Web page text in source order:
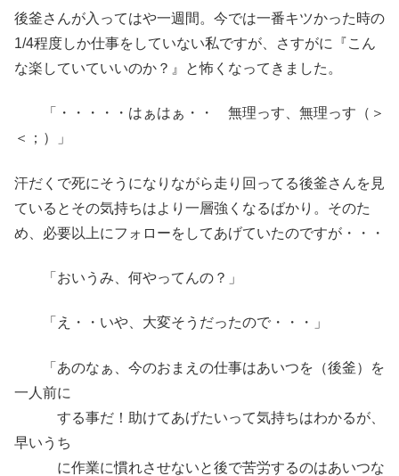
後釜さんが入ってはや一週間。今では一番キツかった時の
1/4程度しか仕事をしていない私ですが、さすがに『こん
な楽していていいのか？』と怖くなってきました。
「・・・・・はぁはぁ・・ 無理っす、無理っす（＞
＜；）」
汗だくで死にそうになりながら走り回ってる後釜さんを見
ているとその気持ちはより一層強くなるばかり。そのた
め、必要以上にフォローをしてあげていたのですが・・・
「おいうみ、何やってんの？」
「え・・いや、大変そうだったので・・・」
「あのなぁ、今のおまえの仕事はあいつを（後釜）を
一人前に
する事だ！助けてあげたいって気持ちはわかるが、
早いうち
に作業に慣れさせないと後で苦労するのはあいつな